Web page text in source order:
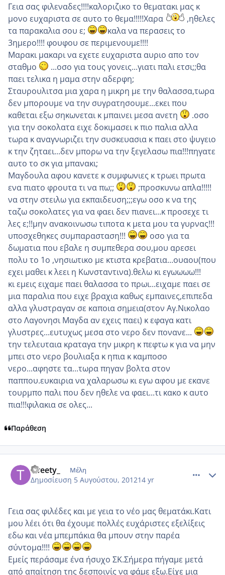
Γεια σας φιλεναδες!!!!καλοριζικο το θεματακι μας κ
μονο ευχαριστα σε αυτο το θεμα!!!!!Χαρα
,ηθελες
τα παρακαλια σου ε;
καλα να περασεις το
3ημερο!!!! φουφου σε περιμενουμε!!!!
Μαρακι μακαρι να εχετε ευχαριστα αυριο απο τον
σταθμο
...οσο για τους γονεις...γιατι παλι ετσι;;θα
παει τελικα η μαμα στην αδερφη;
Σταυρουλιτσα μια χαρα η μικρη με την θαλασσα,τωρα
δεν μπορουμε να την συγρατησουμε...εκει που
καθεται εξω σηκωνεται κ μπαινει μεσα ανετη
.οσο
για την σοκολατα ειχε δοκιμασει κ πιο παλια αλλα
τωρα κ αναγνωριζει την συσκευασια κ παει στο ψυγειο
κ την ζηταει...δεν μπορω να την ξεγελασω πια!!!πηγατε
αυτο το σκ για μπανακι;
Μαγδουλα αφου κανετε κ συμφωνιες κ τρωει πρωτα
ενα πιατο φρουτα τι να πω;;
;προσκυνω απλα!!!!!
να στην στειλω για εκπαιδευση;;;εγω οσο κ να της
ταζω σοκολατες για να φαει δεν πιανει...κ προσεχε τι
λες ε;!!μην ανακοινωσω τιποτα κ μετα μου τα γυρνας!!!
υποσχεθηκες συμπαρασταση!!!
οσο για τα
δωματια που εβαλε η συμπεθερα σου,μου αρεσει
πολυ το 1ο ,νησιωτικο με κτιστα κρεβατια...ουαου(που
εχει μαθει κ λεει η Κωνσταντινα).θελω κι εγωωωω!!!
κι εμεις ειχαμε παει θαλασσα το πρωι...ειχαμε παει σε
μια παραλια που ειχε βραχια καθως εμπαινες,επιπεδα
αλλα γλυστραγαν σε καποια σημεια(στον Αγ.Νικολαο
στο Λαγονησι Μαγδα αν εχεις παει) κ εφαγα κατι
γλυστρες...ευτυχως μεσα στο νερο δεν πονανε...
την τελευταια κραταγα την μικρη κ πεφτω κ για να μην
μπει στο νερο βουλιαξα κ ηπια κ καμποσο
νερο...αφηστε τα...τωρα πηγαν βολτα στον
παππου.ευκαιρια να χαλαρωσω κι εγω αφου με εκανε
τουρμπο παλι που δεν ηθελε να φαει...τι κακο κ αυτο
πια!!!φιλακια σε ολες...
Παράθεση
tweety_ Μέλη
Δημοσίευση 5 Αυγούστου, 201214 yr
Γεια σας φιλέδες και με γεια το νέο μας θεματάκι.Κατι
μου λέει ότι θα έχουμε πολλές ευχάριστες εξελίξεις
εδω και νέα μπεμπάκια θα μπουν στην παρέα
σύντομα!!!!
Εμείς περάσαμε ένα ήσυχο ΣΚ.Σήμερα πήγαμε μετά
από απαίτηση της δεσποινίς να φάμε εξω.Είχε μια